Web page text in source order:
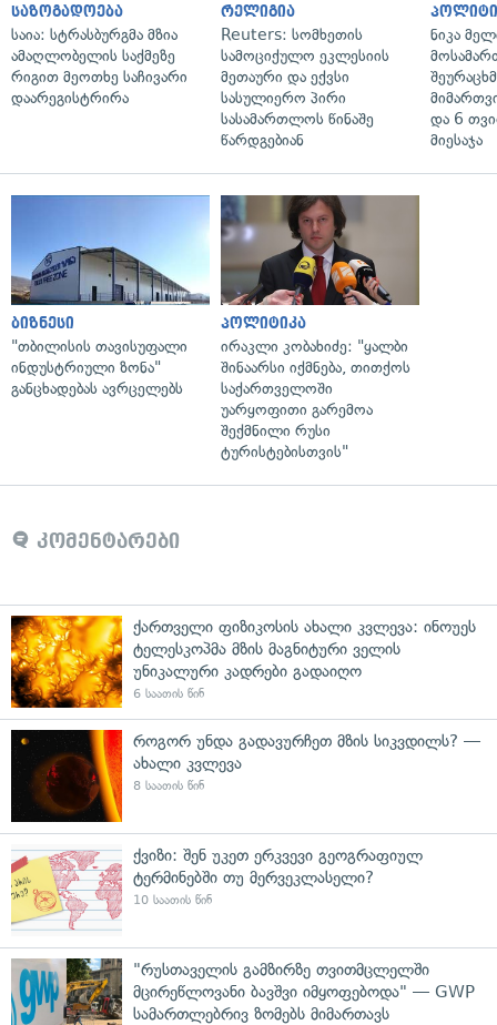
საზოგადოება
საია: სტრასბურგმა მზია
ამაღლობელის საქმეზე
რიგით მეოთხე საჩივარი
დაარეგისტრირა
რელიგია
Reuters: სომხეთის
სამოციქულო ეკლესიის
მეთაური და ექვსი
სასულიერო პირი
სასამართლოს წინაშე
წარდგებიან
ნიკა
და 6
მიესაჯა
ბიზნესი
"თბილისის თავისუფალი
ინდუსტრიული ზონა"
განცხადებას ავრცელებს
პოლიტიკა
ირაკლი კობახიძე: "ყალბი
შინაარსი იქმნება, თითქოს
საქართველოში
უარყოფითი გარემოა
შექმნილი რუსი
ტურისტებისთვის"
კომენტარები
ქართველი ფიზიკოსის ახალი კვლევა: ინოუეს
ტელესკოპმა მზის მაგნიტური ველის
უნიკალური კადრები გადაიღო
6 საათის წინ
როგორ უნდა გადავურჩეთ მზის სიკვდილს? —
ახალი კვლევა
8 საათის წინ
ქვიზი: შენ უკეთ ერკვევი გეოგრაფიულ
ტერმინებში თუ მერვეკლასელი?
10 საათის წინ
"რუსთაველის გამზირზე თვითმცლელში
მცირეწლოვანი ბავშვი იმყოფებოდა" — GWP
სამართლებრივ ზომებს მიმართავს